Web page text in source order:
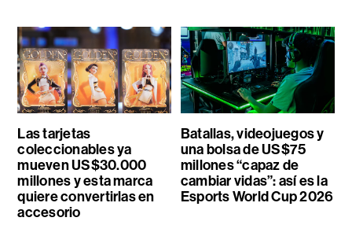
Las tarjetas
coleccionables ya
mueven US$30.000
millones y esta marca
quiere convertirlas en
accesorio
Batallas, videojuegos y
una bolsa de US$75
millones “capaz de
cambiar vidas”: así es la
Esports World Cup 2026